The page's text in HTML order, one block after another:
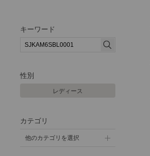
キーワード
性別
レディース
カテゴリ
他のカテゴリを選択